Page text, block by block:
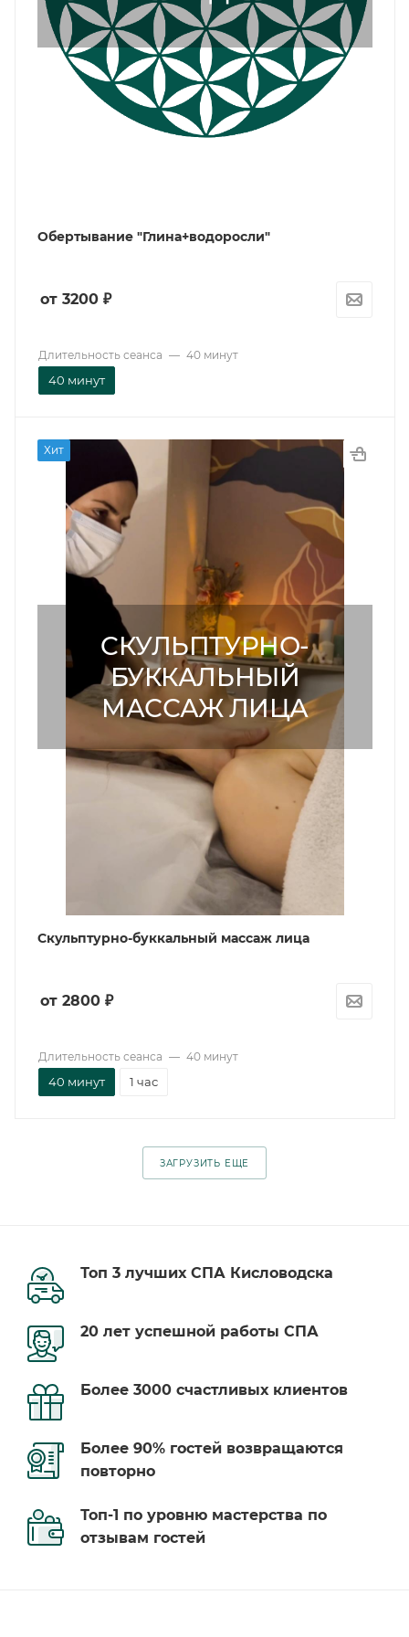
Обертывание "Глина+водоросли"
от 3200 ₽
Длительность сеанса — 40 минут
40 минут
Хит
CКУЛЬПТУРНО-
БУККАЛЬНЫЙ
МАССАЖ ЛИЦА
Cкульптурно-буккальный массаж лица
от 2800 ₽
Длительность сеанса — 40 минут
40 минут 1 час
ЗАГРУЗИТЬ ЕЩЕ
Топ 3 лучших СПА Кисловодска
20 лет успешной работы СПА
Более 3000 счастливых клиентов
Более 90% гостей возвращаются
повторно
Топ-1 по уровню мастерства по
отзывам гостей